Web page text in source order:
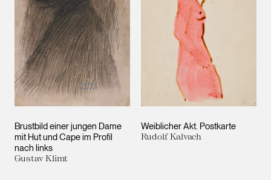
Brustbild einer jungen Dame
mit Hut und Cape im Profil
nach links
Gustav Klimt
Weiblicher Akt. Postkarte
Rudolf Kalvach